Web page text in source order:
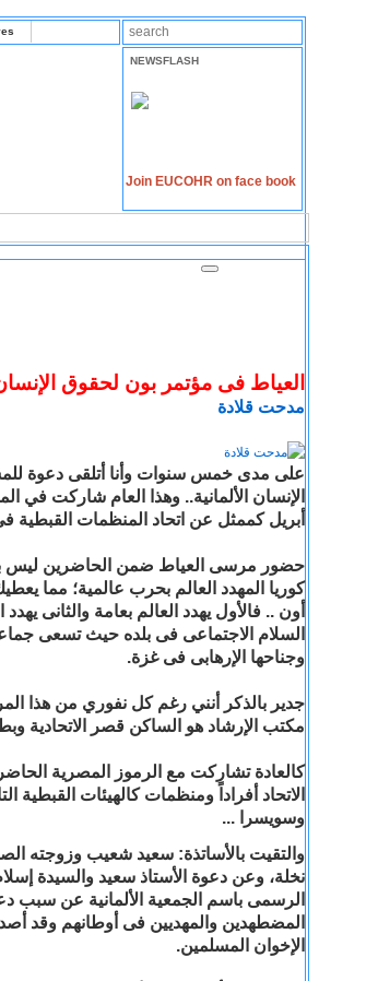
NEWSFLASH
Join EUCOHR on face book
العياط فى مؤتمر بون لحقوق
مدحت قلادة
على مدى خمس سنوات وأنا أتلقى دعوة
أبريل كممثل عن اتحاد المنظمات القبطية
حضور مرسى العياط ضمن الحاضرين ليس
كوريا المهدد العالم بحرب عالمية؛ مما
أون .. فالأول يهدد العالم بعامة والثانى
السلام الاجتماعى فى بلده حيث تسعى
وجناحها الإرهابى فى غزة.
جدير بالذكر أنني رغم كل نفوري من هذا
مكتب الإرشاد هو الساكن قصر الاتحادية
كالعادة تشاركت مع الرموز المصرية
الاتحاد أفراداً ومنظمات كالهيئات القبطية
وسويسرا ...
والتقيت بالأساتذة: سعيد شعيب وزوجته
نخلة، وعن دعوة الأستاذ سعيد والسيدة
الرسمى باسم الجمعية الألمانية عن
المضطهدين والمهديين فى أوطانهم وقد
الإخوان المسلمين.